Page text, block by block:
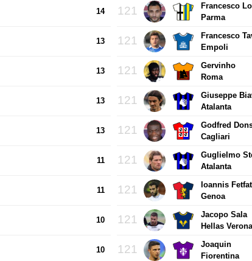
14
13
13
13
13
11
11
10
10
121
Francesco
Parma
121
Francesco
Empoli
121
Gervinho
Roma
121
Giuseppe
Atalanta
121
Godfred
Cagliari
121
Guglielmo
Atalanta
121
Ioannis
Genoa
121
Jacopo Sala
Hellas Verona
121
Joaquin
Fiorentina